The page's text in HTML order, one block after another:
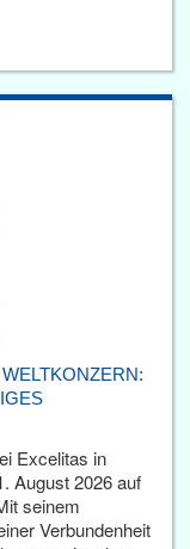
Excelitas in
August 2026 auf
seinem
Verbundenheit